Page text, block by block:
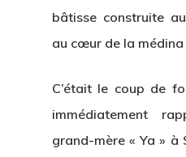
bâtisse construite
au cœur de la médina
C’était le coup de
immédiatement
grand-mère « Ya » à